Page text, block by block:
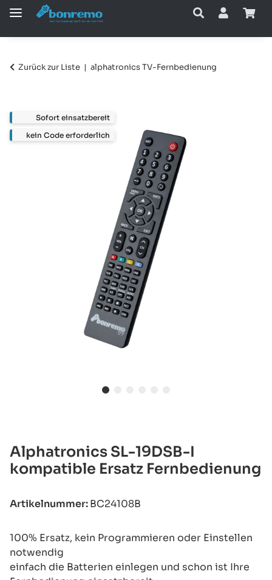
Zurück zur Liste alphatronics TV-Fernbedienung
Alphatronics SL-19DSB-I
kompatible Ersatz Fernbedienung
Artikelnummer:BC24108B
100% Ersatz, kein Programmieren oder Einstellen
notwendig
einfach die Batterien einlegen und schon ist Ihre